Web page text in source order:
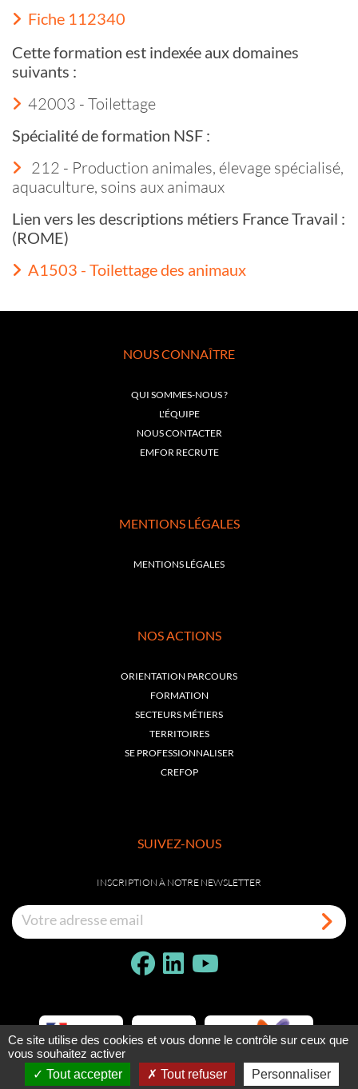
Fiche 112340
Cette formation est indexée aux domaines
suivants :
42003 - Toilettage
Spécialité de formation NSF :
212 - Production animales, élevage spécialisé,
aquaculture, soins aux animaux
Lien vers les descriptions métiers France Travail :
(ROME)
A1503 - Toilettage des animaux
NOUS CONNAÎTRE
QUI SOMMES-NOUS ?
L'ÉQUIPE
NOUS CONTACTER
EMFOR RECRUTE
MENTIONS LÉGALES
MENTIONS LÉGALES
NOS ACTIONS
ORIENTATION PARCOURS
FORMATION
SECTEURS MÉTIERS
TERRITOIRES
SE PROFESSIONNALISER
CREFOP
SUIVEZ-NOUS
INSCRIPTION À NOTRE NEWSLETTER
Ce site utilise des cookies et vous donne le contrôle sur ceux que
vous souhaitez activer
Tout accepter
Tout refuser Personnaliser